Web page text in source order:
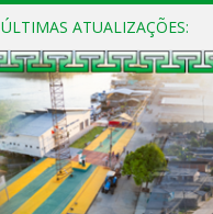
ÚLTIMAS ATUALIZAÇÕES: